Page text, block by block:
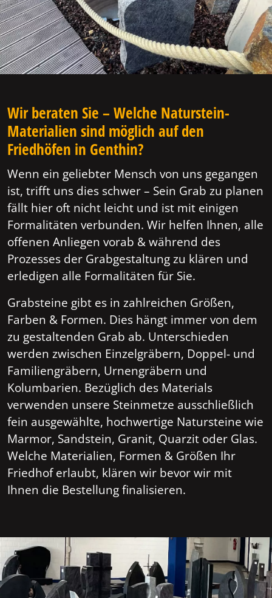
Wir beraten Sie – Welche Naturstein-
Materialien sind möglich auf den
Friedhöfen in Genthin?
Wenn ein geliebter Mensch von uns gegangen
ist, trifft uns dies schwer – Sein Grab zu planen
fällt hier oft nicht leicht und ist mit einigen
Formalitäten verbunden. Wir helfen Ihnen, alle
offenen Anliegen vorab & während des
Prozesses der Grabgestaltung zu klären und
erledigen alle Formalitäten für Sie.
Grabsteine gibt es in zahlreichen Größen,
Farben & Formen. Dies hängt immer von dem
zu gestaltenden Grab ab. Unterschieden
werden zwischen Einzelgräbern, Doppel- und
Familiengräbern, Urnengräbern und
Kolumbarien. Bezüglich des Materials
verwenden unsere Steinmetze ausschließlich
fein ausgewählte, hochwertige Natursteine wie
Marmor, Sandstein, Granit, Quarzit oder Glas.
Welche Materialien, Formen & Größen Ihr
Friedhof erlaubt, klären wir bevor wir mit
Ihnen die Bestellung finalisieren.